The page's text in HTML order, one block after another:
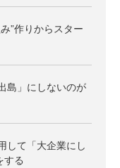
”作りからスター
島」にしないのが
して「大企業にし
する